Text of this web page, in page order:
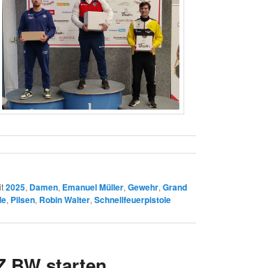
2025, Damen, Emanuel Müller, Gewehr, Grand
, Pilsen, Robin Walter, Schnellfeuerpistole